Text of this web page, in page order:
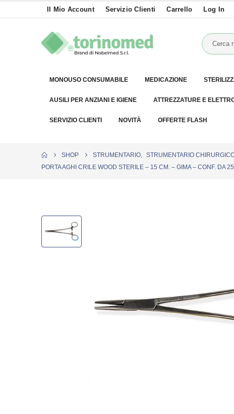
Il Mio Account Servizio Clienti Carrello Log In
MONOUSO CONSUMABILE MEDICAZIONE
AUSILI PER ANZIANI E IGIENE ATTREZZATURE E
SERVIZIO CLIENTI NOVITÀ OFFERTE FLASH
SHOP STRUMENTARIO STRUMENTARIO
PORTA AGHI CRILE WOOD STERILE – 15 CM. – GIMA – CONF. DA